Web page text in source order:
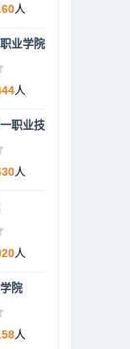
人
业学院
人
职业技
人
人
院
人